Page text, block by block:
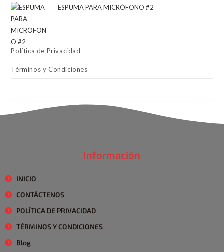
ESPUMA PARA MICRÓFONO #2
Política de Privacidad
Términos y Condiciones
Información
INICIO
CONTÁCTENOS
POLÍTICA DE PRIVACIDAD
TÉRMINOS Y CONDICIONES
Blog